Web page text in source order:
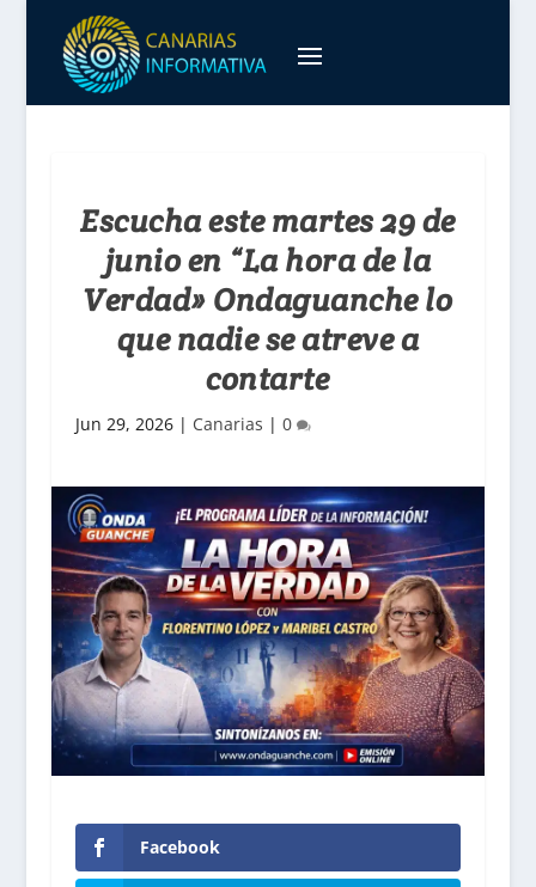
Escucha este martes 29 de
junio en “La hora de la
Verdad» Ondaguanche lo
que nadie se atreve a
contarte
Jun 29, 2026| Canarias | 0
Facebook